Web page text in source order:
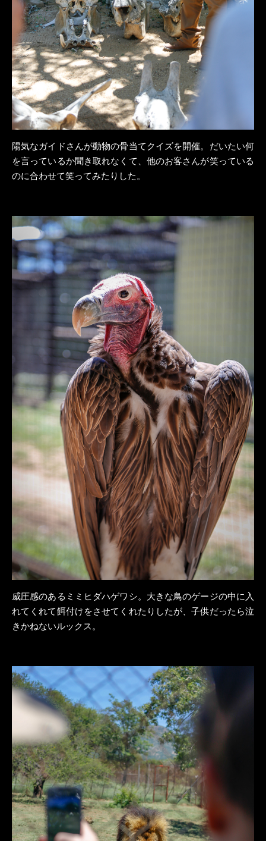
陽気なガイドさんが動物の骨当てクイズを開催。だいたい何
を言っているか聞き取れなくて、他のお客さんが笑っている
のに合わせて笑ってみたりした。
威圧感のあるミミヒダハゲワシ。大きな鳥のゲージの中に入
れてくれて餌付けをさせてくれたりしたが、子供だったら泣
きかねないルックス。